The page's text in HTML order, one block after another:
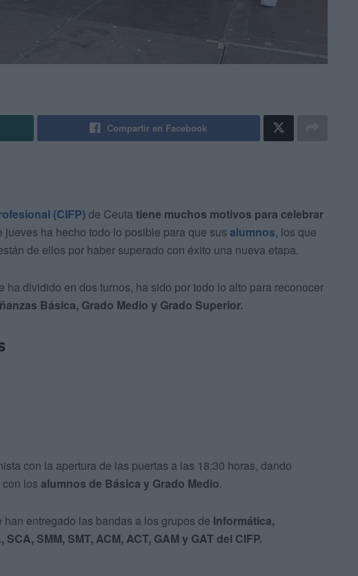
Compartir en Facebook
(CIFP)de Ceuta tiene muchos motivos para celebrar
ha hecho todo lo posible para que sus alumnos, los que
de ellos por haber superado con éxito una nueva etapa.
ha dividido en dos turnos, ha sido por todo lo alto para reconocer
Básica, Grado Medio y Grado Superior.
con la apertura de las puertas a las 18:30 horas, dando
los alumnos de Básica y Grado Medio.
entregado las bandas a los grupos de Informática,
SMM, SMT, ACM, ACT, GAM y GAT del CIFP.